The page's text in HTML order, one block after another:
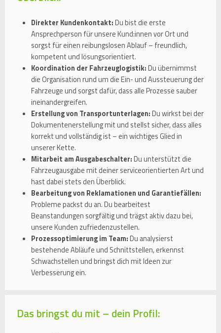
Direkter Kundenkontakt:Du bist die erste
Ansprechperson für unsere Kund:innen vor Ort und
sorgst für einen reibungslosen Ablauf – freundlich,
kompetent und lösungsorientiert.
Koordination der Fahrzeuglogistik:Du übernimmst
die Organisation rund um die Ein- und Aussteuerung der
Fahrzeuge und sorgst dafür, dass alle Prozesse sauber
ineinandergreifen.
Erstellung von Transportunterlagen:Du wirkst bei der
Dokumentenerstellung mit und stellst sicher, dass alles
korrekt und vollständig ist – ein wichtiges Glied in
unserer Kette.
Mitarbeit am Ausgabeschalter:Du unterstützt die
Fahrzeugausgabe mit deiner serviceorientierten Art und
hast dabei stets den Überblick.
Bearbeitung von Reklamationen und Garantiefällen:
Probleme packst du an. Du bearbeitest
Beanstandungen sorgfältig und trägst aktiv dazu bei,
unsere Kunden zufriedenzustellen.
Prozessoptimierung im Team:Du analysierst
bestehende Abläufe und Schnittstellen, erkennst
Schwachstellen und bringst dich mit Ideen zur
Verbesserung ein.
Das bringst du mit – dein Profil: